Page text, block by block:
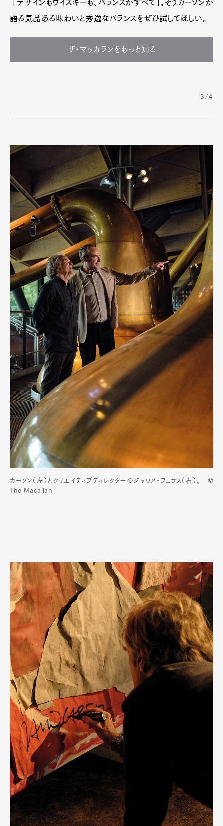
「デザインもウイスキーも、バランスがすべて」。そうカーソンが
語る気品ある味わいと秀逸なバランスをぜひ試してほしい。
ザ・マッカランをもっと知る
3/4
カーソン（左）とクリエイティブディレクターのジャウメ・フェラス（右）。 ©
The Macallan